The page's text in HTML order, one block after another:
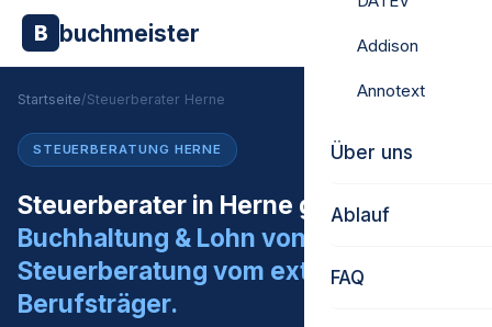
B buchmeister Addison
Annotext
Über uns
Ablauf
FAQ
Startseite/Steuerberater Herne
STEUERBERATUNG HERNE
Steuerberater in Herne gesucht?
Buchhaltung & Lohn von uns.
Steuerberatung vom externen
Berufsträger.